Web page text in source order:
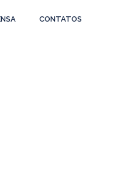
CONTATOS